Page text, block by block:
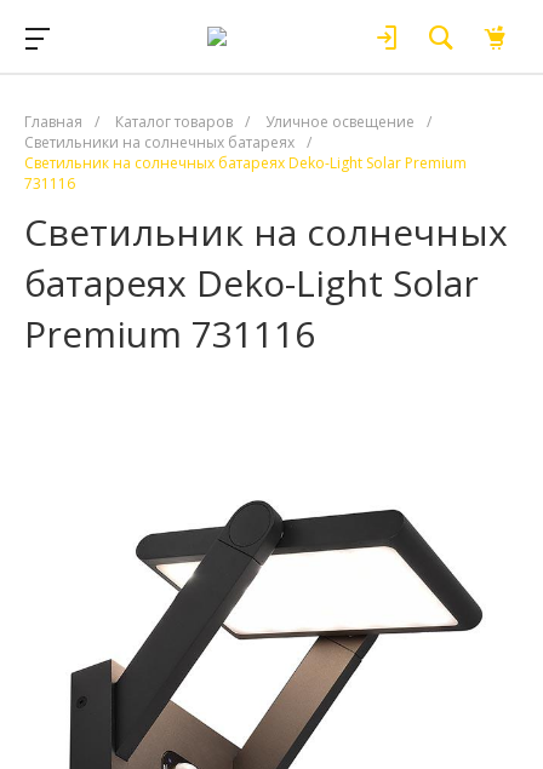
Главная / Каталог товаров / Уличное освещение
/
Светильники на солнечных батареях /
Светильник на солнечных батареях Deko-Light Solar Premium
731116
Светильник на солнечных
батареях Deko-Light Solar
Premium 731116